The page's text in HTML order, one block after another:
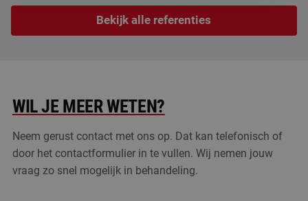
Bekijk alle referenties
WIL JE MEER WETEN?
Neem gerust contact met ons op. Dat kan telefonisch of
door het contactformulier in te vullen. Wij nemen jouw
vraag zo snel mogelijk in behandeling.